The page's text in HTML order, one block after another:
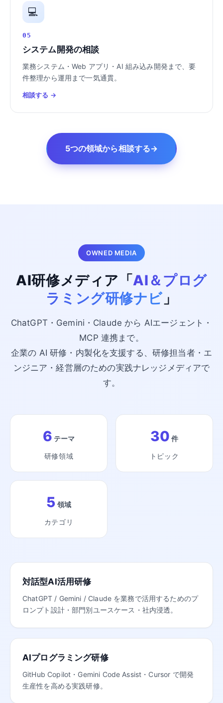
💻
05
システム開発の相談
業務システム・Web アプリ・AI 組み込み開発まで、要
件整理から運用まで一気通貫。
相談する →
5つの領域から相談する→
OWNED MEDIA
AI研修メディア「AI＆プログ
ラミング研修ナビ」
ChatGPT・Gemini・Claude から AIエージェント・
MCP 連携まで。
企業の AI 研修・内製化を支援する、研修担当者・エ
ンジニア・経営層のための実践ナレッジメディアで
す。
6 テーマ
研修領域
30 件
トピック
5 領域
カテゴリ
対話型AI活用研修
ChatGPT / Gemini / Claude を業務で活用するためのプ
ロンプト設計・部門別ユースケース・社内浸透。
AIプログラミング研修
GitHub Copilot・Gemini Code Assist・Cursor で開発
生産性を高める実践研修。